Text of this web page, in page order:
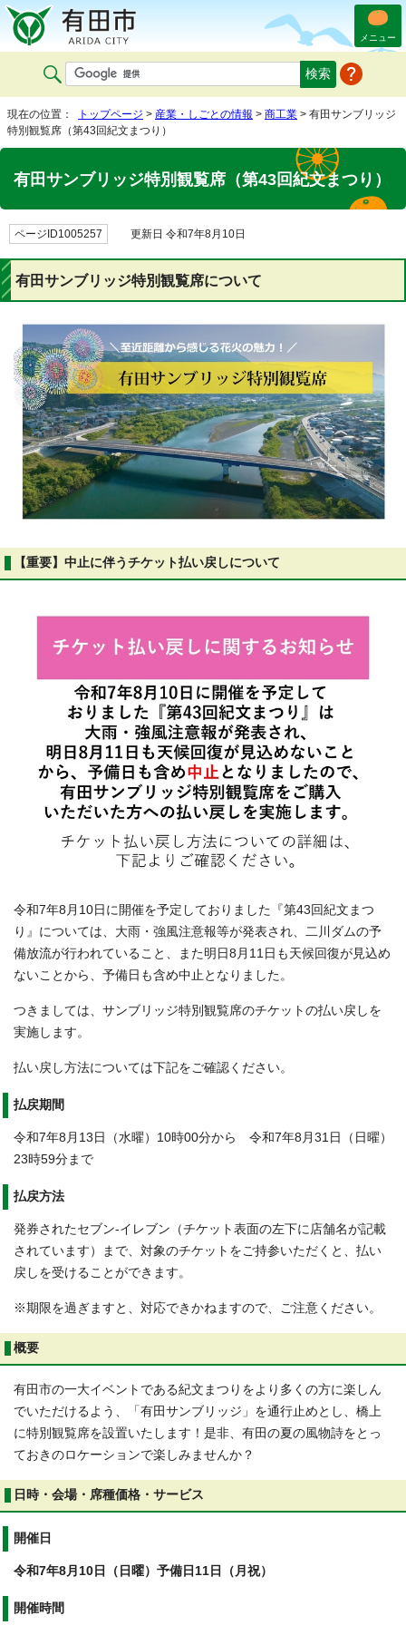
メニュー
現在の位置： トップページ > 産業・しごとの情報 > 商工業 > 有田サンブリッジ
特別観覧席（第43回紀文まつり）
有田サンブリッジ特別観覧席（第43回紀文まつり）
ページID1005257 更新日 令和7年8月10日
有田サンブリッジ特別観覧席について
【重要】中止に伴うチケット払い戻しについて
令和7年8月10日に開催を予定しておりました『第43回紀文まつ
り』については、大雨・強風注意報等が発表され、二川ダムの予
備放流が行われていること、また明日8月11日も天候回復が見込め
ないことから、予備日も含め中止となりました。
つきましては、サンブリッジ特別観覧席のチケットの払い戻しを
実施します。
払い戻し方法については下記をご確認ください。
払戻期間
令和7年8月13日（水曜）10時00分から 令和7年8月31日（日曜）
23時59分まで
払戻方法
発券されたセブン-イレブン（チケット表面の左下に店舗名が記載
されています）まで、対象のチケットをご持参いただくと、払い
戻しを受けることができます。
※期限を過ぎますと、対応できかねますので、ご注意ください。
概要
有田市の一大イベントである紀文まつりをより多くの方に楽しん
でいただけるよう、「有田サンブリッジ」を通行止めとし、橋上
に特別観覧席を設置いたします！是非、有田の夏の風物詩をとっ
ておきのロケーションで楽しみませんか？
日時・会場・席種価格・サービス
開催日
令和7年8月10日（日曜）予備日11日（月祝）
開催時間